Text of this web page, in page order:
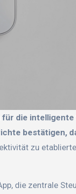
bestätigen,
zu
die zentrale